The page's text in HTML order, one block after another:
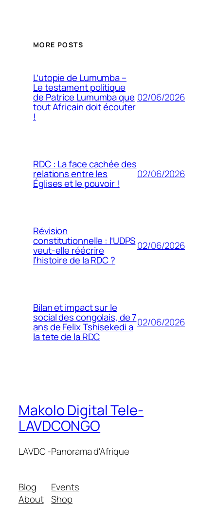
MORE POSTS
L’utopie de Lumumba –
Le testament politique
de Patrice Lumumba que
tout Africain doit écouter
!
02/06/2026
RDC : La face cachée des
relations entre les
Églises et le pouvoir !
02/06/2026
Révision
constitutionnelle : l’UDPS
veut-elle réécrire
l’histoire de la RDC ?
02/06/2026
Bilan et impact sur le
social des congolais, de 7
ans de Felix Tshisekedi a
la tete de la RDC
02/06/2026
Makolo Digital Tele-
LAVDCONGO
LAVDC -Panorama d'Afrique
Blog
About
Events
Shop